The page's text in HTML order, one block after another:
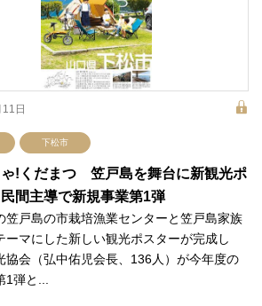
日
下松市
ゃ!くだまつ 笠戸島を舞台に新観光ポ
間主導で新規事業第1弾
戸島の市栽培漁業センターと笠戸島家族
ーマにした新しい観光ポスターが完成し
協会（弘中佑児会長、136人）が今年度の
弾と...